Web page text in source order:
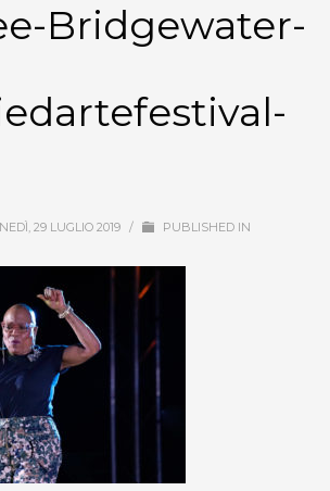
Bridgewater-
29 LUGLIO 2019 / PUBLISHED IN